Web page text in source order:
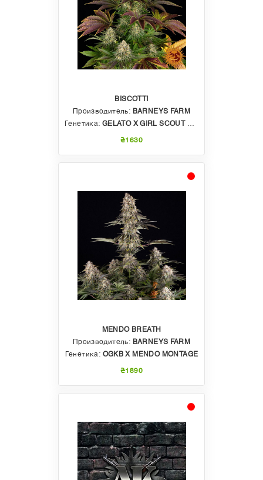
BISCOTTI
Производитель: BARNEYS FARM
Генетика: GELATO X GIRL SCOUT COOKIES X OG KUSH
₴1630
MENDO BREATH
Производитель: BARNEYS FARM
Генетика: OGKB X MENDO MONTAGE
₴1890